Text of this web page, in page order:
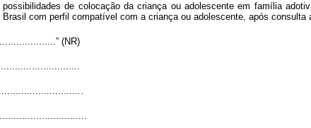
possibilidades de colocação da criança ou adolescente em família
com perfil compatível com a criança ou adolescente, após consulta
(NR)